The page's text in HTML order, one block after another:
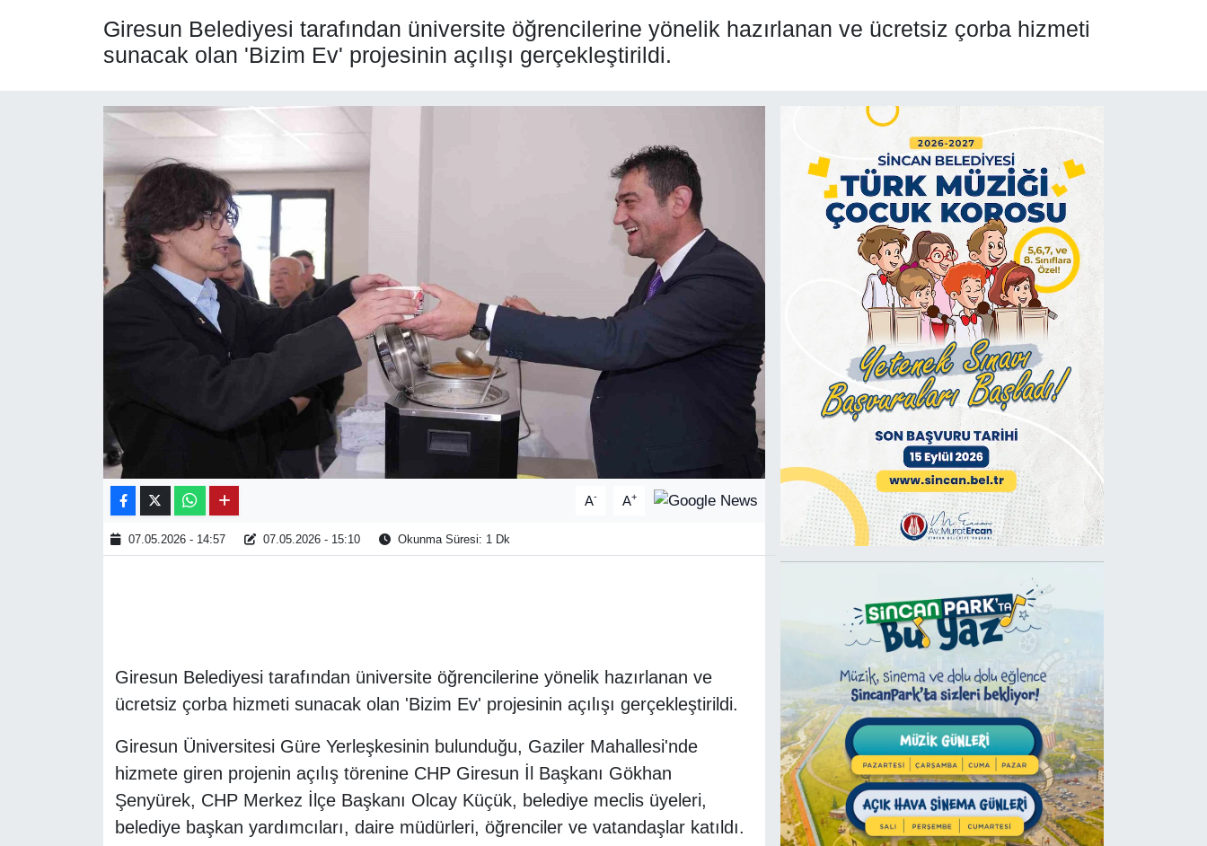
Giresun Belediyesi tarafından üniversite öğrencilerine yönelik hazırlanan ve ücretsiz çorba hizmeti
sunacak olan 'Bizim Ev' projesinin açılışı gerçekleştirildi.
A- A+
07.05.2026 - 14:57 07.05.2026 - 15:10 Okunma Süresi: 1 Dk
Giresun Belediyesi tarafından üniversite öğrencilerine yönelik hazırlanan ve
ücretsiz çorba hizmeti sunacak olan 'Bizim Ev' projesinin açılışı gerçekleştirildi.
Giresun Üniversitesi Güre Yerleşkesinin bulunduğu, Gaziler Mahallesi'nde
hizmete giren projenin açılış törenine CHP Giresun İl Başkanı Gökhan
Şenyürek, CHP Merkez İlçe Başkanı Olcay Küçük, belediye meclis üyeleri,
belediye başkan yardımcıları, daire müdürleri, öğrenciler ve vatandaşlar katıldı.
BİLİM - TEKNOLOJİ
KÜLTÜR SANAT